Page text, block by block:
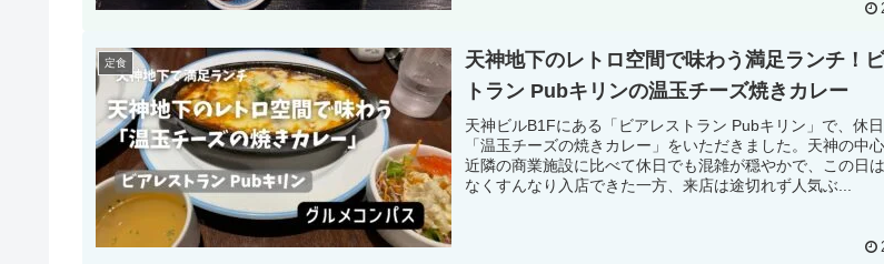
定食
天神地下のレトロ空間で味わう満足ランチ！
トラン Pubキリンの温玉チーズ焼きカレー
天神ビルB1Fにある「ビアレストラン Pubキリン」で、休
「温玉チーズの焼きカレー」をいただきました。天神の中
近隣の商業施設に比べて休日でも混雑が穏やかで、この日
なくすんなり入店できた一方、来店は途切れず人気ぶ...